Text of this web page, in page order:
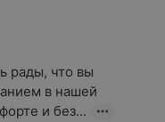
рады, что вы
в нашей
и без...